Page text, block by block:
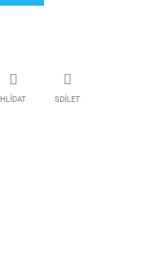
HLÍDAT SDÍLET